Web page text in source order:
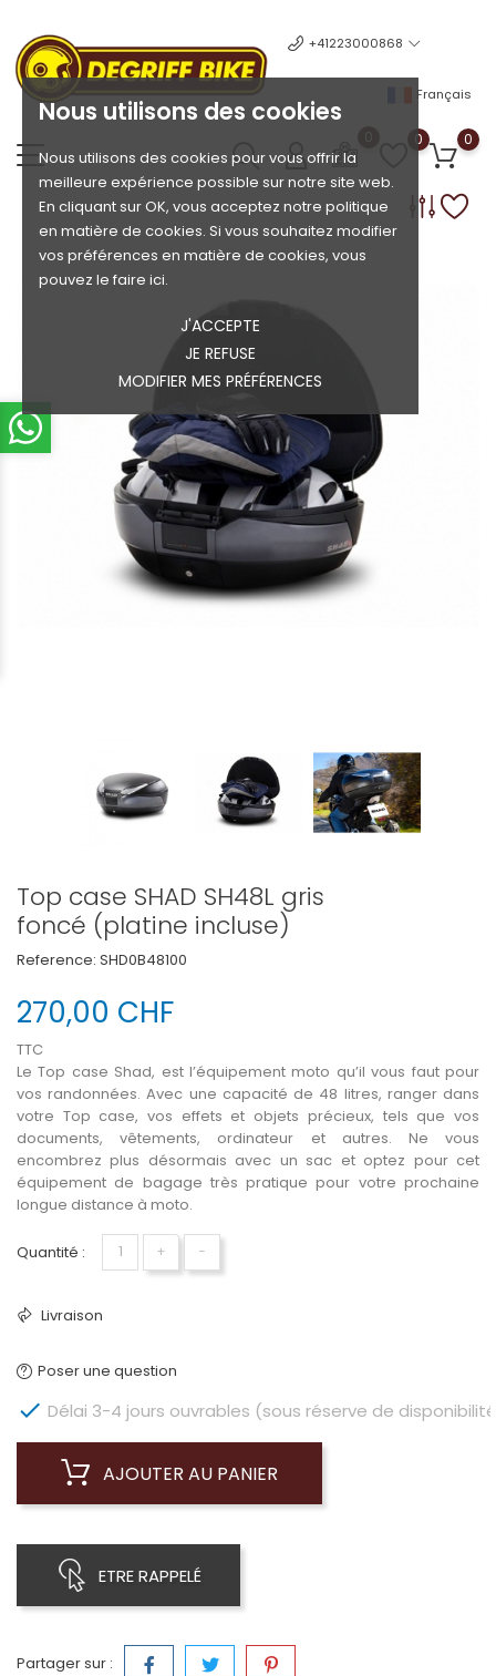
Nous utilisons des cookies
Nous utilisons des cookies pour vous offrir la
meilleure expérience possible sur notre site web.
En cliquant sur OK, vous acceptez notre politique
en matière de cookies. Si vous souhaitez modifier
vos préférences en matière de cookies, vous
pouvez le faire ici.
J'ACCEPTE
JE REFUSE
MODIFIER MES PRÉFÉRENCES
+41223000868
Français
0 0
Top case SHAD SH48L gris
foncé (platine incluse)
Reference: SHD0B48100
270,00 CHF
TTC
Le Top case Shad, est l’équipement moto qu’il vous faut pour
vos randonnées. Avec une capacité de 48 litres, ranger dans
votre Top case, vos effets et objets précieux, tels que vos
documents, vêtements, ordinateur et autres. Ne vous
encombrez plus désormais avec un sac et optez pour cet
équipement de bagage très pratique pour votre prochaine
longue distance à moto.
Quantité : + −
Livraison
Poser une question
 Délai 3-4 jours ouvrables (sous réserve de
AJOUTER AU PANIER
ETRE RAPPELÉ
Partager sur :